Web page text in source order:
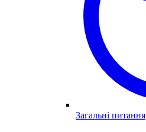
Загальні питання